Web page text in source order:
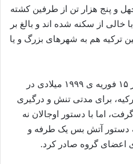
و پنج هزار تن از طرفین کشته
خالی از سکنه شده اند و بالغ بر
ترکیه هم به شهرهای بزرگ و یا
پس از دستگیری عبدالله اوجالان در ۱۵ فوریه ی ۱۹۹۹ میلادی در
برای مدتی تنش و درگیری
اما با دستور اوجالان نه
دستور آتش بس یک طرفه و
اعضای گروه صادر کرد.